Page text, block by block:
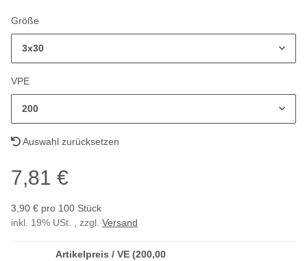
Größe
3x30
VPE
200
Auswahl zurücksetzen
7,81 €
3,90 € pro 100 Stück
inkl. 19% USt. , zzgl. Versand
Artikelpreis / VE (200,00